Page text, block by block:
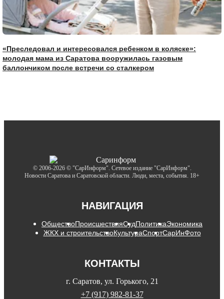
«Преследовал и интересовался ребенком в коляске»:
молодая мама из Саратова вооружилась газовым
баллончиком после встречи со сталкером
© 2006-2026 © "СарИнформ". Сетевое издание "СарИнформ".
Новости Саратова и Саратовской области. Люди, места, события. 18+
НАВИГАЦИЯ
ОбществоПроисшествияСудПолитикаЭкономика
ЖКХ и строительствоКультураСпортСарИнФото
КОНТАКТЫ
г. Саратов, ул. Горького, 21
+7 (917) 982-81-37